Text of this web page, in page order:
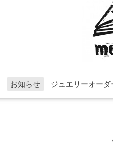
お知らせ ジュエリーオーダ